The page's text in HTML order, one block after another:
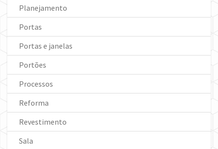
Planejamento
Portas
Portas e janelas
Portões
Processos
Reforma
Revestimento
Sala